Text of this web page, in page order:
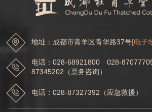
地址：成都市青羊区青华路37号[电子
电话：028-68921800 028-
87345202（票务咨询）
电话：028-87327392（应急救援）